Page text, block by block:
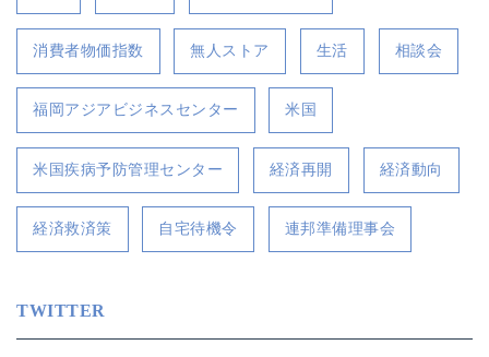
消費者物価指数 無人ストア 生活 相談会
福岡アジアビジネスセンター 米国
米国疾病予防管理センター 経済再開 経済動向
経済救済策 自宅待機令 連邦準備理事会
TWITTER